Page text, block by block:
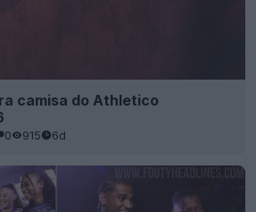
camisa do Athletico
0 915 6d